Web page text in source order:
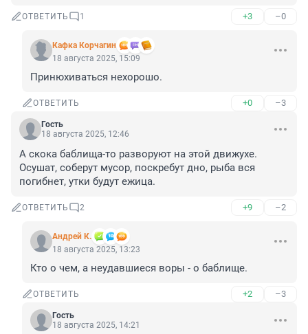
ОТВЕТИТЬ 1 +3 –0
Кафка Корчагин
18 августа 2025, 15:09
Принюхиваться нехорошо.
ОТВЕТИТЬ +0 –3
Гость
18 августа 2025, 12:46
А скока баблища-то разворуют на этой движухе.
Осушат, соберут мусор, поскребут дно, рыба вся
погибнет, утки будут ежица.
ОТВЕТИТЬ 2 +9 –2
Андрей К.
18 августа 2025, 13:23
Кто о чем, а неудавшиеся воры - о баблище.
ОТВЕТИТЬ +2 –3
Гость
18 августа 2025, 14:21